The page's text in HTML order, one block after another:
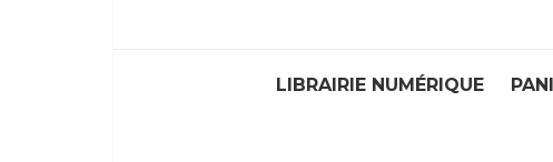
LIBRAIRIE NUMÉRIQUE